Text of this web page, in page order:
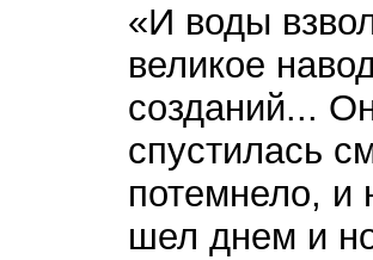
«И воды
великое
созданий...
спустилась
потемнело,
шел днем и